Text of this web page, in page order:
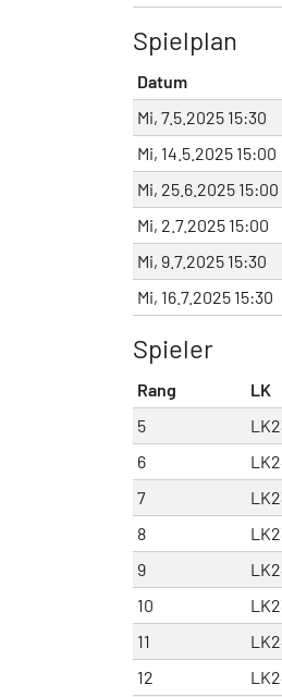
Spielplan
Datum
Mi, 7.5.2025 15:30
Mi, 14.5.2025 15:00
Mi, 25.6.2025 15:00
Mi, 2.7.2025 15:00
Mi, 9.7.2025 15:30
Mi, 16.7.2025 15:30
Spieler
Rang LK
5
6
7
8
9
10
11
12